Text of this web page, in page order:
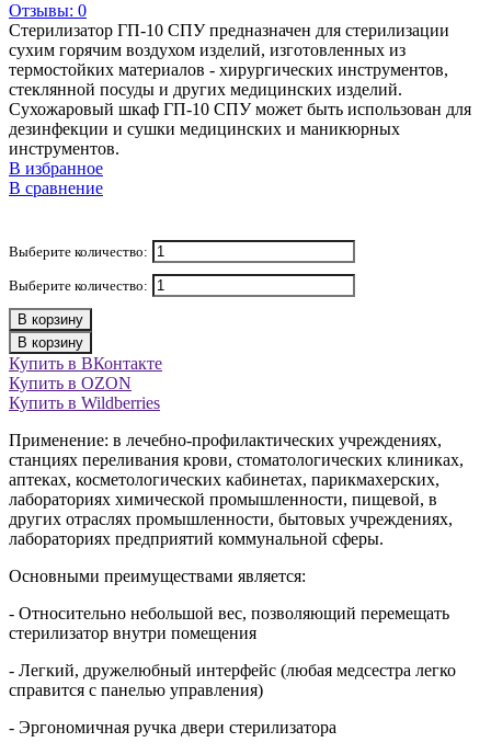
Отзывы: 0
Стерилизатор ГП-10 СПУ предназначен для стерилизации
сухим горячим воздухом изделий, изготовленных из
термостойких материалов - хирургических инструментов,
стеклянной посуды и других медицинских изделий.
Сухожаровый шкаф ГП-10 СПУ может быть использован для
дезинфекции и сушки медицинских и маникюрных
инструментов.
В избранное
В сравнение
Выберите количество:
Выберите количество:
В корзину
В корзину
Купить в ВКонтакте
Купить в OZON
Купить в Wildberries
Применение: в лечебно-профилактических учреждениях,
станциях переливания крови, стоматологических клиниках,
аптеках, косметологических кабинетах, парикмахерских,
лабораториях химической промышленности, пищевой, в
других отраслях промышленности, бытовых учреждениях,
лабораториях предприятий коммунальной сферы.
Основными преимуществами является:
- Относительно небольшой вес, позволяющий перемещать
стерилизатор внутри помещения
- Легкий, дружелюбный интерфейс (любая медсестра легко
справится с панелью управления)
- Эргономичная ручка двери стерилизатора